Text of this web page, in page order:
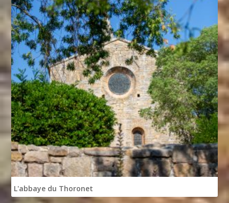
L'abbaye du Thoronet